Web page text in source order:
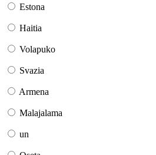
Estona
Haitia
Volapuko
Svazia
Armena
Malajalama
un